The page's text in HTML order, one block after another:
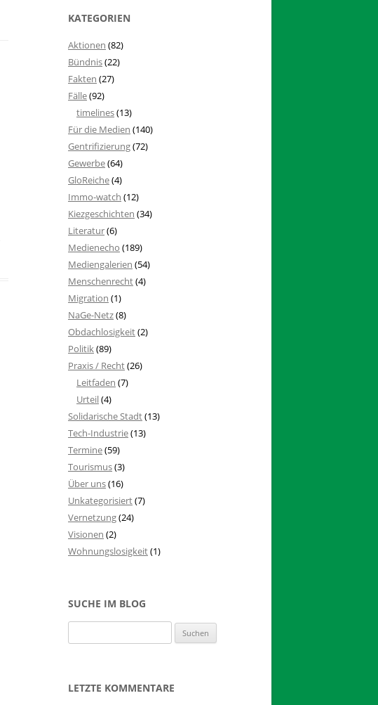
KATEGORIEN
Aktionen (82)
Bündnis(22)
Fakten (27)
Fälle(92)
timelines(13)
Für die Medien (140)
Gentrifizierung(72)
Gewerbe(64)
GloReiche(4)
Immo-watch (12)
Kiezgeschichten (34)
Literatur(6)
Medienecho (189)
Mediengalerien (54)
Menschenrecht(4)
Migration (1)
NaGe-Netz(8)
Obdachlosigkeit(2)
Politik(89)
Praxis / Recht(26)
Leitfaden (7)
Urteil(4)
Solidarische Stadt(13)
Tech-Industrie(13)
Termine(59)
Tourismus(3)
Über uns(16)
Unkategorisiert(7)
Vernetzung(24)
Visionen (2)
Wohnungslosigkeit(1)
SUCHE IM BLOG
u
LETZTE KOMMENTARE